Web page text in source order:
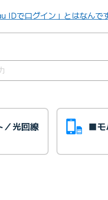
IDでログイン」とはなんで
光回線 ■モ